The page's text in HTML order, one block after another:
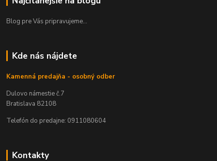
Blog pre Vás pripravujeme...
Kde nás nájdete
Kamenná predajňa - osobný odber
Dulovo námestie č.7
Bratislava 82108
Telefón do predajne: 0911080604
Kontakty